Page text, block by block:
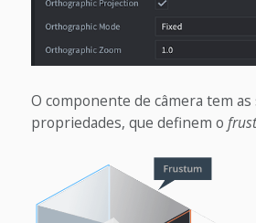
O componente de câmera tem
propriedades, que definem o